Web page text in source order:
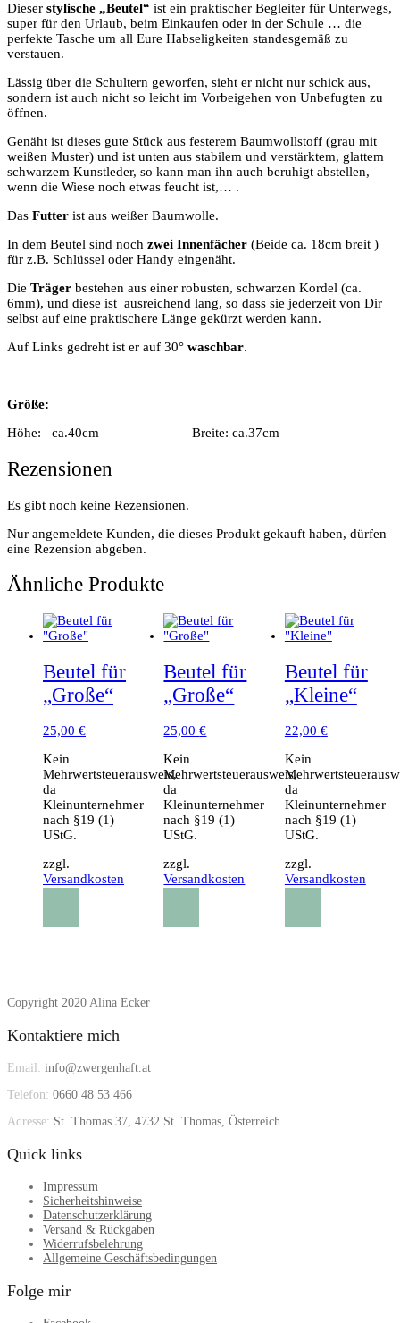
Dieser stylische „Beutel“ ist ein praktischer Begleiter für Unterwegs,
super für den Urlaub, beim Einkaufen oder in der Schule … die
perfekte Tasche um all Eure Habseligkeiten standesgemäß zu
verstauen.
Lässig über die Schultern geworfen, sieht er nicht nur schick aus,
sondern ist auch nicht so leicht im Vorbeigehen von Unbefugten zu
öffnen.
Genäht ist dieses gute Stück aus festerem Baumwollstoff (grau mit
weißen Muster) und ist unten aus stabilem und verstärktem, glattem
schwarzem Kunstleder, so kann man ihn auch beruhigt abstellen,
wenn die Wiese noch etwas feucht ist,… .
Das Futter ist aus weißer Baumwolle.
In dem Beutel sind noch zwei Innenfächer (Beide ca. 18cm breit )
für z.B. Schlüssel oder Handy eingenäht.
Die Träger bestehen aus einer robusten, schwarzen Kordel (ca.
6mm), und diese ist ausreichend lang, so dass sie jederzeit von Dir
selbst auf eine praktischere Länge gekürzt werden kann.
Auf Links gedreht ist er auf 30° waschbar.
Größe:
Höhe: ca.40cm Breite: ca.37cm
Rezensionen
Es gibt noch keine Rezensionen.
Nur angemeldete Kunden, die dieses Produkt gekauft haben, dürfen
eine Rezension abgeben.
Ähnliche Produkte
Beutel für
„Große“
25,00 €
Kein
Mehrwertsteuerausweis,
da
Kleinunternehmer
nach §19 (1)
UStG.
zzgl.
Versandkosten
Beutel für
„Große“
25,00€
Kein
Mehrwertsteuerausweis,
da
Kleinunternehmer
nach §19 (1)
UStG.
zzgl.
Versandkosten
Beutel für
„Kleine“
22,00 €
Kein
da
Kleinunternehmer
nach §19 (1)
UStG.
zzgl.
Versandkosten
Copyright 2020 Alina Ecker
Kontaktiere mich
Email: info@zwergenhaft.at
Telefon: 0660 48 53 466
Adresse: St. Thomas 37, 4732 St. Thomas, Österreich
Quick links
Impressum
Sicherheitshinweise
Datenschutzerklärung
Versand & Rückgaben
Widerrufsbelehrung
Allgemeine Geschäftsbedingungen
Folge mir